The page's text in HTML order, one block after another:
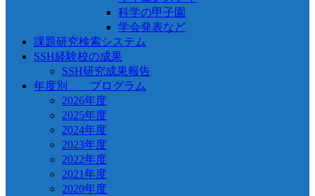
科学の甲子園
学会発表など
課題研究検索システム
SSH経験校の成果
SSH研究成果報告
年度別 プログラム
2026年度
2025年度
2024年度
2023年度
2022年度
2021年度
2020年度